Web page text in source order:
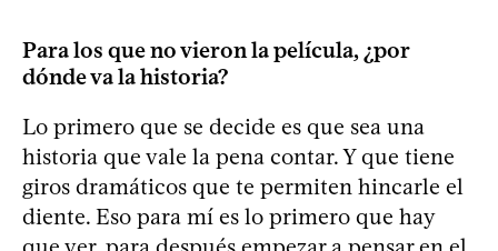
Para los que no vieron la película, ¿por
dónde va la historia?
Lo primero que se decide es que sea una
historia que vale la pena contar. Y que tiene
giros dramáticos que te permiten hincarle el
diente. Eso para mí es lo primero que hay